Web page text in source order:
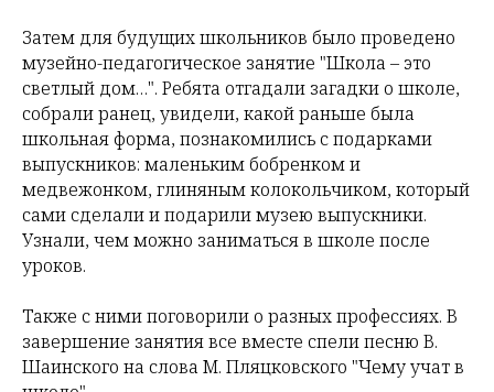
Затем для будущих школьников было проведено
музейно-педагогическое занятие "Школа – это
светлый дом…". Ребята отгадали загадки о школе,
собрали ранец, увидели, какой раньше была
школьная форма, познакомились с подарками
выпускников: маленьким бобренком и
медвежонком, глиняным колокольчиком, который
сами сделали и подарили музею выпускники.
Узнали, чем можно заниматься в школе после
уроков.
Также с ними поговорили о разных профессиях. В
завершение занятия все вместе спели песню В.
Шаинского на слова М. Пляцковского "Чему учат в